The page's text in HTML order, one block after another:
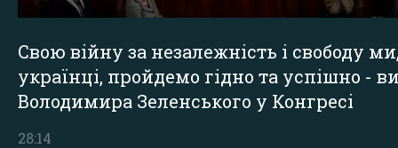
Свою війну за незалежність і свободу
українці, пройдемо гідно та успішно -
Володимира Зеленського у Конгресі
28:14